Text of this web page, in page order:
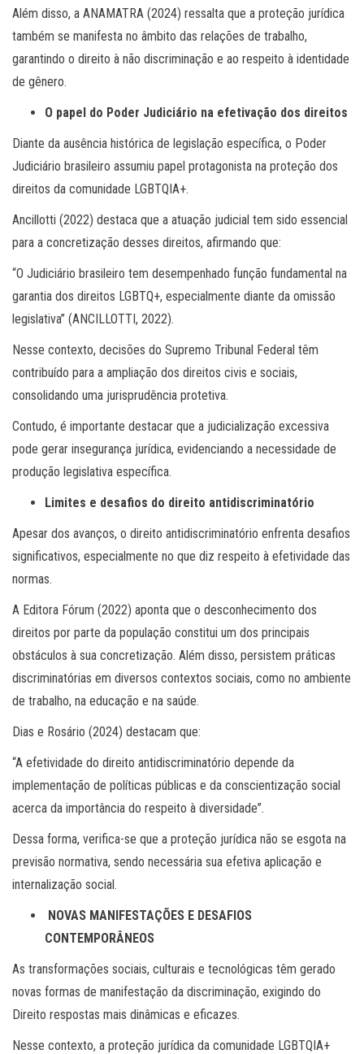
Além disso, a ANAMATRA (2024) ressalta que a proteção jurídica
também se manifesta no âmbito das relações de trabalho,
garantindo o direito à não discriminação e ao respeito à identidade
de gênero.
O papel do Poder Judiciário na efetivação dos direitos
Diante da ausência histórica de legislação específica, o Poder
Judiciário brasileiro assumiu papel protagonista na proteção dos
direitos da comunidade LGBTQIA+.
Ancillotti (2022) destaca que a atuação judicial tem sido essencial
para a concretização desses direitos, afirmando que:
“O Judiciário brasileiro tem desempenhado função fundamental na
garantia dos direitos LGBTQ+, especialmente diante da omissão
legislativa” (ANCILLOTTI, 2022).
Nesse contexto, decisões do Supremo Tribunal Federal têm
contribuído para a ampliação dos direitos civis e sociais,
consolidando uma jurisprudência protetiva.
Contudo, é importante destacar que a judicialização excessiva
pode gerar insegurança jurídica, evidenciando a necessidade de
produção legislativa específica.
Limites e desafios do direito antidiscriminatório
Apesar dos avanços, o direito antidiscriminatório enfrenta desafios
significativos, especialmente no que diz respeito à efetividade das
normas.
A Editora Fórum (2022) aponta que o desconhecimento dos
direitos por parte da população constitui um dos principais
obstáculos à sua concretização. Além disso, persistem práticas
discriminatórias em diversos contextos sociais, como no ambiente
de trabalho, na educação e na saúde.
Dias e Rosário (2024) destacam que:
“A efetividade do direito antidiscriminatório depende da
implementação de políticas públicas e da conscientização social
acerca da importância do respeito à diversidade”.
Dessa forma, verifica-se que a proteção jurídica não se esgota na
previsão normativa, sendo necessária sua efetiva aplicação e
internalização social.
NOVAS MANIFESTAÇÕES E DESAFIOS
CONTEMPORÂNEOS
As transformações sociais, culturais e tecnológicas têm gerado
novas formas de manifestação da discriminação, exigindo do
Direito respostas mais dinâmicas e eficazes.
Nesse contexto, a proteção jurídica da comunidade LGBTQIA+